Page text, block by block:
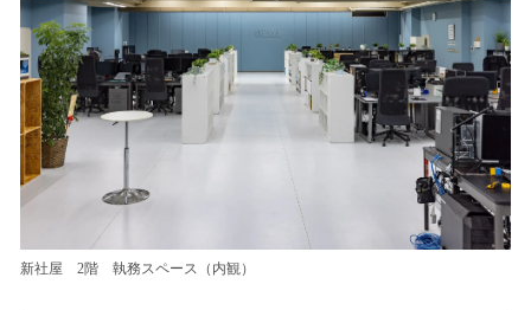
中
で
す
新社屋 2階 執務スペース（内観）